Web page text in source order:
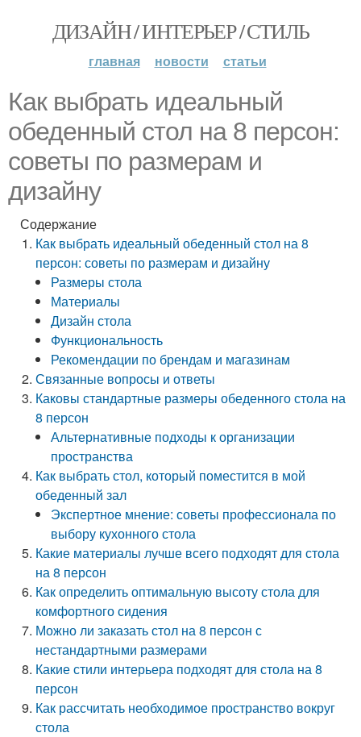
ДИЗАЙН / ИНТЕРЬЕР / СТИЛЬ
главная новости статьи
Как выбрать идеальный
обеденный стол на 8 персон:
советы по размерам и
дизайну
Содержание
Как выбрать идеальный обеденный стол на 8
персон: советы по размерам и дизайну
Размеры стола
Материалы
Дизайн стола
Функциональность
Рекомендации по брендам и магазинам
Связанные вопросы и ответы
Каковы стандартные размеры обеденного стола на
8 персон
Альтернативные подходы к организации
пространства
Как выбрать стол, который поместится в мой
обеденный зал
Экспертное мнение: советы профессионала по
выбору кухонного стола
Какие материалы лучше всего подходят для стола
на 8 персон
Как определить оптимальную высоту стола для
комфортного сидения
Можно ли заказать стол на 8 персон с
нестандартными размерами
Какие стили интерьера подходят для стола на 8
персон
Как рассчитать необходимое пространство вокруг
стола